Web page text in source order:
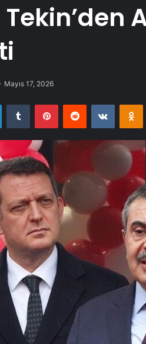
Mayıs 17, 2026
LinkedInTumblr PinterestReddit